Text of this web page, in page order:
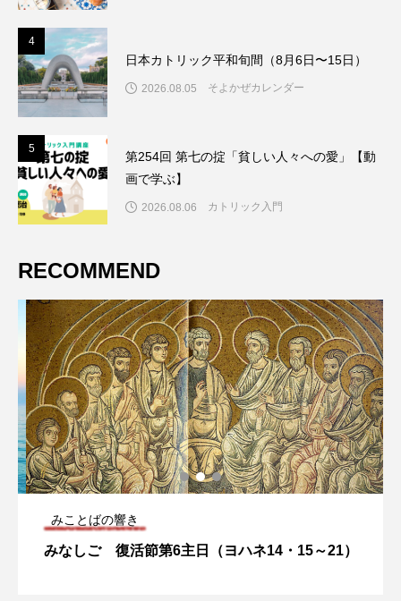
4
日本カトリック平和旬間（8月6日〜15日）
2026.08.05 そよかぜカレンダー
5
第254回 第七の掟「貧しい人々への愛」【動
画で学ぶ】
2026.08.06 カトリック入門
RECOMMEND
みことばの響き
みなしご 復活節第6主日（ヨハネ14・15～21）